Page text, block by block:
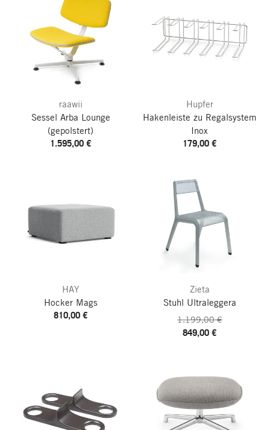
raawii
Sessel Arba Lounge
(gepolstert)
1.595,00 €
Hupfer
Hakenleiste zu Regalsystem
Inox
179,00 €
HAY
Hocker Mags
810,00 €
Zieta
Stuhl Ultraleggera
1.199,00 €
849,00 €